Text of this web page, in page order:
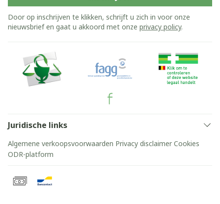
Door op inschrijven te klikken, schrijft u zich in voor onze
nieuwsbrief en gaat u akkoord met onze privacy policy.
Juridische links
Algemene verkoopsvoorwaarden Privacy disclaimer Cookies
ODR-platform